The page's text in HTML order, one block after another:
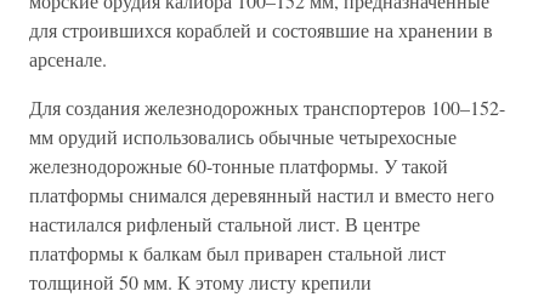
для строившихся кораблей и состоявшие на хранении в
арсенале.
Для создания железнодорожных транспортеров 100–152-
мм орудий использовались обычные четырехосные
железнодорожные 60-тонные платформы. У такой
платформы снимался деревянный настил и вместо него
настилался рифленый стальной лист. В центре
платформы к балкам был приварен стальной лист
толщиной 50 мм. К этому листу крепили